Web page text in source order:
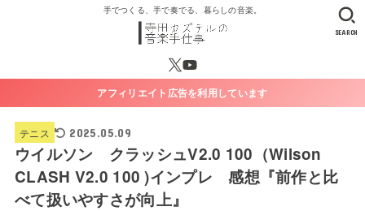
手でつくる、手で奏でる、暮らしの音楽。
SEARCH
アフィリエイト広告を利用しています
テニス 2025.05.09
ウイルソン クラッシュV2.0 100（Wilson
CLASH V2.0 100 )インプレ 感想『前作と比
べて扱いやすさが向上』